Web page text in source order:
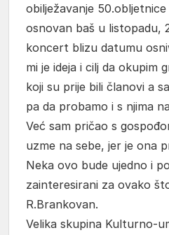
obilježavanje
osnovan baš u listopadu,
koncert blizu datumu
mi je ideja i cilj da okupim
koji su prije bili članovi a
pa da probamo i s njima
Već sam pričao s
uzme na sebe, jer je ona
Neka ovo bude ujedno i
zainteresirani za ovako
R.Brankovan.
Velika skupina Kulturno-